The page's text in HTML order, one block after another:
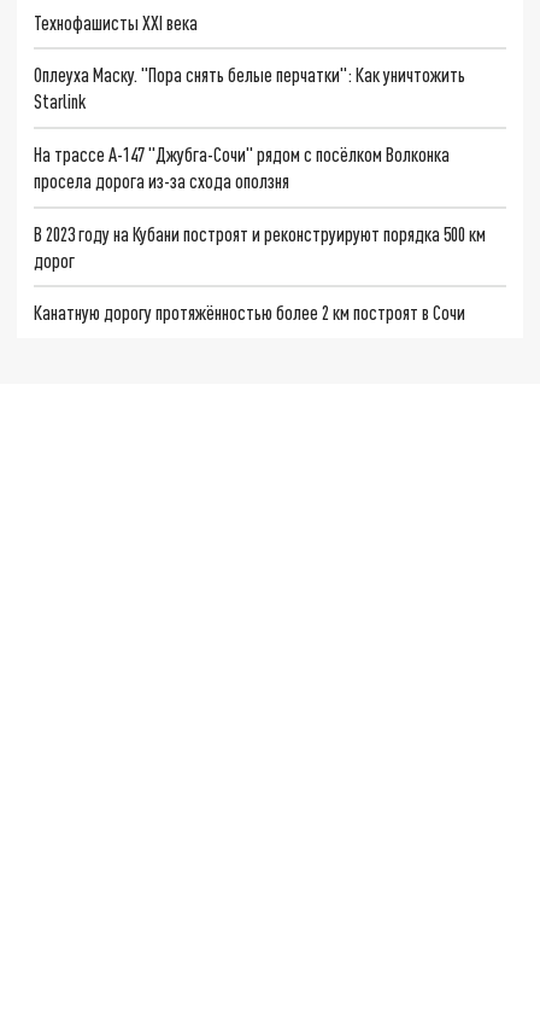
Технофашисты XXI века
Оплеуха Маску. "Пора снять белые перчатки": Как уничтожить
Starlink
На трассе А-147 "Джубга-Сочи" рядом с посёлком Волконка
просела дорога из-за схода оползня
В 2023 году на Кубани построят и реконструируют порядка 500 км
дорог
Канатную дорогу протяжённостью более 2 км построят в Сочи